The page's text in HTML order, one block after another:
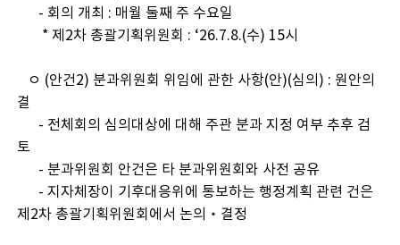
- 회의 개최 : 매월 둘째 주 수요일
* 제2차 총괄기획위원회 : ‘26.7.8.(수) 15시
ㅇ (안건2) 분과위원회 위임에 관한 사항(안)(심의) : 원안의
결
- 전체회의 심의대상에 대해 주관 분과 지정 여부 추후 검
토
- 분과위원회 안건은 타 분과위원회와 사전 공유
- 지자체장이 기후대응위에 통보하는 행정계획 관련 건은
제2차 총괄기획위원회에서 논의‧결정